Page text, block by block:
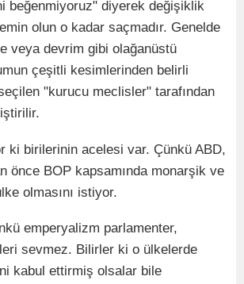
beğenmiyoruz" diyerek değişiklik
olun o kadar saçmadır. Genelde
veya devrim gibi olağanüstü
çeşitli kesimlerinden belirli
"kurucu meclisler" tarafından
ki birilerinin acelesi var. Çünkü ABD,
önce BOP kapsamında monarşik ve
olmasını istiyor.
emperyalizm parlamenter,
sevmez. Bilirler ki o ülkelerde
kabul ettirmiş olsalar bile